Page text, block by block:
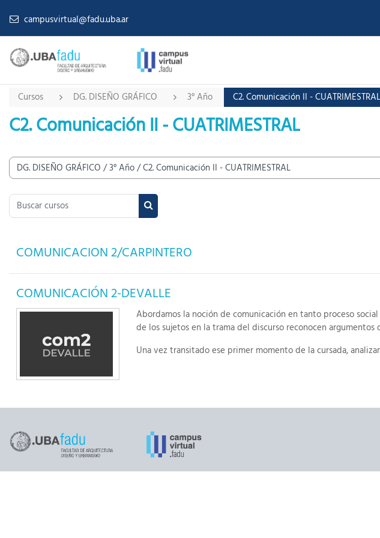
campusvirtual@fadu.uba.ar
Cursos DG. DISEÑO GRÁFICO 3° Año C2. Comunicación II - CUATRIMESTRAL
C2. Comunicación II - CUATRIMESTRAL
Buscar cursos Buscar cursos
COMUNICACION 2/CARPINTERO
COMUNICACIÓN 2-DEVALLE
Abordamos la noción de comunicación en tanto proceso
de los sujetos en la trama del discurso reconocen
Una vez transitado ese primer momento de la cursada,